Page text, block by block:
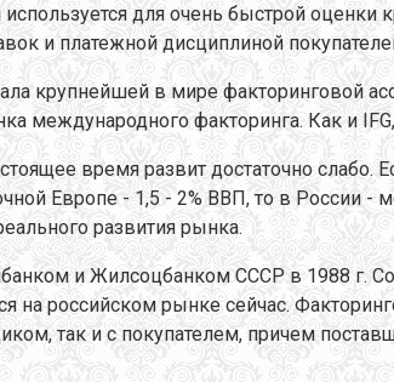
для очень быстрой оценки
и платежной дисциплиной
крупнейшей в мире факторинговой
международного факторинга. Как и
время развит достаточно слабо.
Европе - 1,5 - 2% ВВП, то в России -
развития рынка.
и Жилсоцбанком СССР в 1988 г.
на российском рынке сейчас.
так и с покупателем, причем